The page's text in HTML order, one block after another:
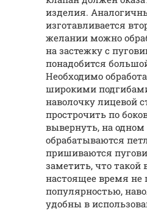
изделия.
изготавливается
желании можно
на застежку с
понадобится
Необходимо
широкими
наволочку лицевой
прострочить по
вывернуть, на
обрабатываются
пришиваются
заметить, что такой
настоящее время не
популярностью,
удобны в